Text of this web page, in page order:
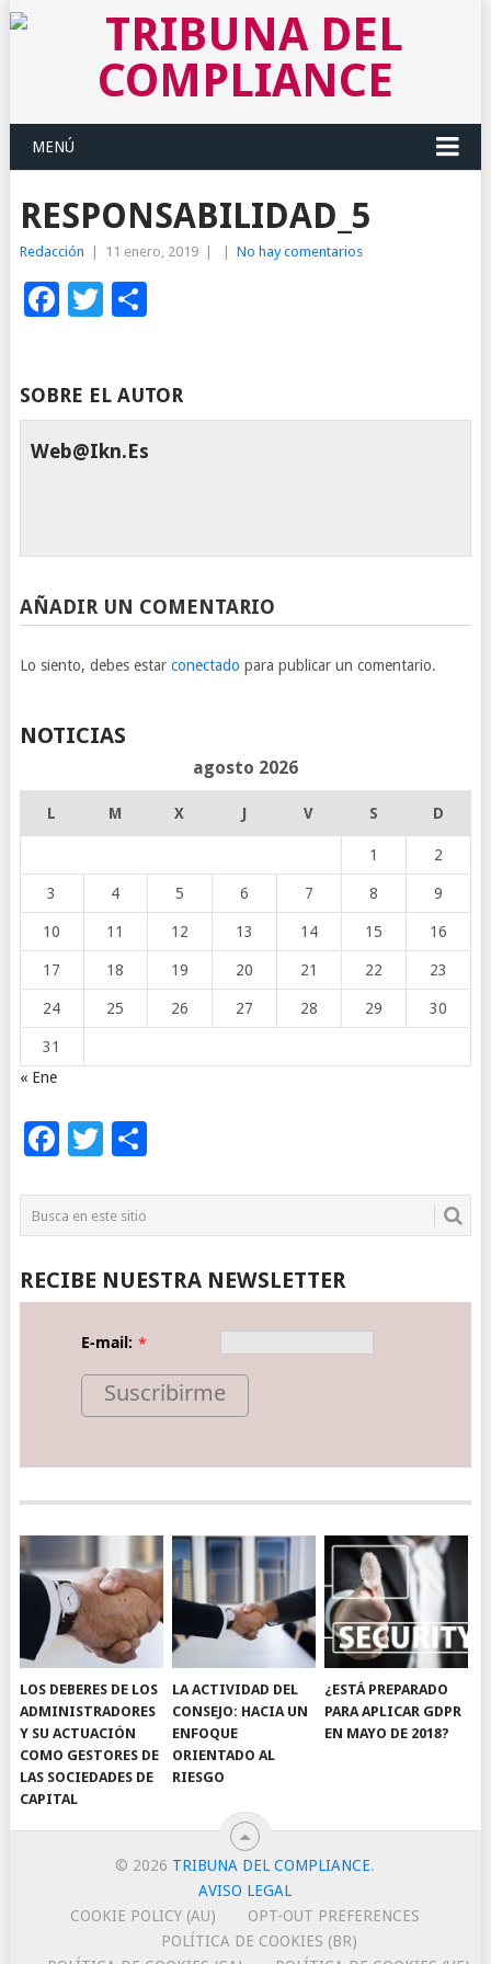
MENÚ
RESPONSABILIDAD_5
Redacción 11 enero, 2019 No hay comentarios
Facebook
Twitter
Compartir
SOBRE EL AUTOR
Web@ikn.es
AÑADIR UN COMENTARIO
Lo siento, debes estar conectado para publicar un comentario.
NOTICIAS
agosto 2026
L M X J V S D
1 2
3 4 5 6 7 8 9
10 11 12 13 14 15 16
17 18 19 20 21 22 23
24 25 26 27 28 29 30
31
« Ene
Facebook
Twitter
Compartir
RECIBE NUESTRA NEWSLETTER
E-mail: *
Suscribirme
LOS DEBERES DE LOS
ADMINISTRADORES
Y SU ACTUACIÓN
COMO GESTORES DE
LAS SOCIEDADES DE
CAPITAL
LA ACTIVIDAD DEL
CONSEJO: HACIA UN
ENFOQUE
ORIENTADO AL
RIESGO
¿ESTÁ PREPARADO
PARA APLICAR GDPR
EN MAYO DE 2018?
© 2026 TRIBUNA DEL COMPLIANCE.
AVISO LEGAL
COOKIE POLICY (AU)
OPT-OUT PREFERENCES
POLÍTICA DE COOKIES (BR)